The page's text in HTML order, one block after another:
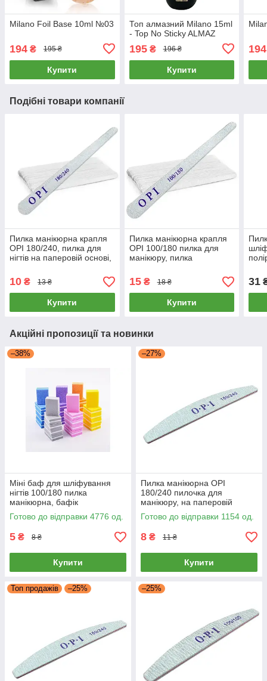
Milano Foil Base 10ml №03
194 ₴ 195 ₴
Купити
Топ алмазний Milano 15ml
- Top No Sticky ALMAZ
195₴ 196 ₴
Купити
194
Подібні товари компанії
Пилка манікюрна крапля
OPI 180/240, пилка для
нігтів на паперовій основі,
манікюру
10 ₴ 13 ₴
Купити
Пилка манікюрна крапля
OPI 100/180 пилка для
манікюру, пилка
основі, пилка для нігтів
15₴ 18 ₴
Купити
31
Акційні пропозиції та новинки
–38%
Міні баф для шліфування
нігтів 100/180 пилка
манікюрна, бафік
манікюрний на м'якій основі,
пилка для нігтів
Готово до відправки 4776 од.
5 ₴ 8 ₴
Купити
–27%
Пилка манікюрна OPI
180/240 пилочка для
манікюру, на паперовій
основі, пилка для нігтів
Готово до відправки 1154 од.
8 ₴ 11 ₴
Купити
Топ продажів –25% –25%